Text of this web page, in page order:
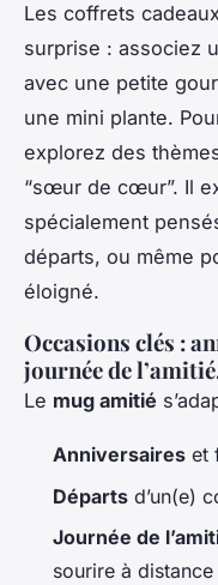
Les coffrets
surprise : associez
avec une petite
une mini plante.
explorez des
“sœur de cœur”. Il
spécialement
départs, ou même
éloigné.
Occasions clés :
journée de
Le mug amitié
Anniversaires et
Départs d’un(e)
Journée de
sourire à distance